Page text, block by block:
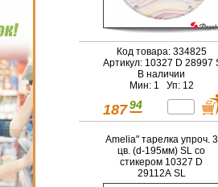
Код товара: 334825
Артикул: 10327 D 28997
В наличии
Мин: 1 Уп: 12
187 94
Amelia" тарелка упроч. 3
цв. (d-195мм) SL со
стикером 10327 D
29112А SL